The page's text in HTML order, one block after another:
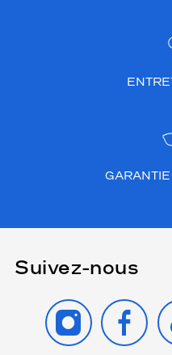
Suivez-nous
INSTAGRAM